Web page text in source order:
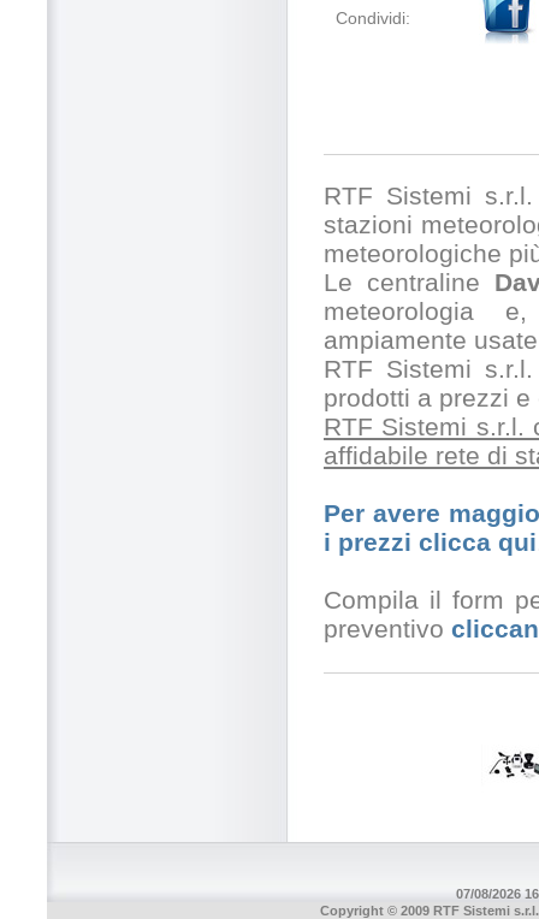
Condividi:
RTF Sistemi
stazioni
meteorologiche
Le centraline
meteorologia
ampiamente
RTF Sistemi
prodotti a prezzi
RTF Sistemi s.r.l.
affidabile rete di
Per avere
i prezzi clicca qui
Compila il form
preventivo
07/08/2026
Copyright © 2009 RTF Sistemi